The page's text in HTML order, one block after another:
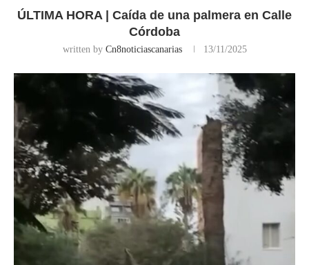
ÚLTIMA HORA | Caída de una palmera en Calle
Córdoba
written by Cn8noticiascanarias 13/11/2025